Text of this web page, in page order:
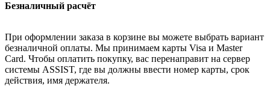
Безналичный расчёт
При оформлении заказа в корзине вы можете выбрать вариант
безналичной оплаты. Мы принимаем карты Visa и Master
Card. Чтобы оплатить покупку, вас перенаправит на сервер
системы ASSIST, где вы должны ввести номер карты, срок
действия, имя держателя.